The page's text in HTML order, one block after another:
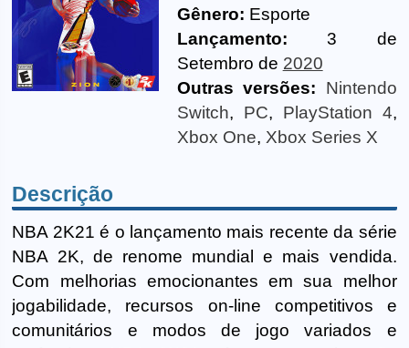
Gênero: Esporte
Lançamento: 3 de
Setembro de 2020
Outras versões:
Nintendo
Switch, PC, PlayStation 4,
Xbox One, Xbox Series X
Descrição
NBA 2K21 é o lançamento mais recente da série
NBA 2K, de renome mundial e mais vendida.
Com melhorias emocionantes em sua melhor
jogabilidade, recursos on-line competitivos e
comunitários e modos de jogo variados e